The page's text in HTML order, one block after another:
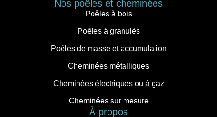
Nos poêles et cheminées
Poêles à bois
Poêles à granulés
Poêles de masse et accumulation
Cheminées métalliques
Cheminées électriques ou à gaz
Cheminées sur mesure
À propos